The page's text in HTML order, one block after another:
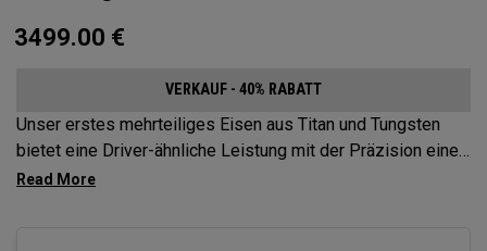
3499.00 €
VERKAUF - 40% RABATT
Unser erstes mehrteiliges Eisen aus Titan und Tungsten
bietet eine Driver-ähnliche Leistung mit der Präzision eines
Eisens.